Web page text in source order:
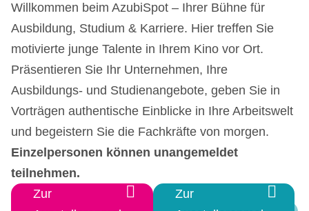
Willkommen beim AzubiSpot – Ihrer Bühne für
Ausbildung, Studium & Karriere. Hier treffen Sie
motivierte junge Talente in Ihrem Kino vor Ort.
Präsentieren Sie Ihr Unternehmen, Ihre
Ausbildungs- und Studienangebote, geben Sie in
Vorträgen authentische Einblicke in Ihre Arbeitswelt
und begeistern Sie die Fachkräfte von morgen.
Einzelpersonen können unangemeldet
teilnehmen.
Zur
Zur